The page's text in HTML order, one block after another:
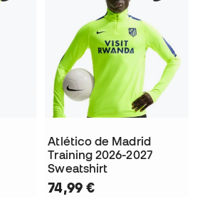
Atlético de Madrid
Training 2026-2027
Sweatshirt
74,99 €